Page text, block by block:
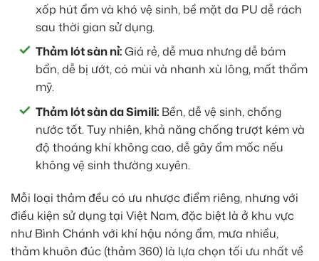
xốp hút ẩm và khó vệ sinh, bề mặt da PU dễ rách
sau thời gian sử dụng.
Thảm lót sàn nỉ:Giá rẻ, dễ mua nhưng dễ bám
bẩn, dễ bị ướt, có mùi và nhanh xù lông, mất thẩm
mỹ.
Thảm lót sàn da Simili: Bền, dễ vệ sinh, chống
nước tốt. Tuy nhiên, khả năng chống trượt kém và
độ thoáng khí không cao, dễ gây ẩm mốc nếu
không vệ sinh thường xuyên.
Mỗi loại thảm đều có ưu nhược điểm riêng, nhưng với
điều kiện sử dụng tại Việt Nam, đặc biệt là ở khu vực
như Bình Chánh với khí hậu nóng ẩm, mưa nhiều,
thảm khuôn đúc (thảm 360) là lựa chọn tối ưu nhất về